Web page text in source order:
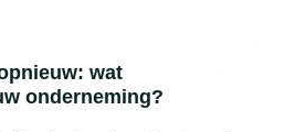
wat
onderneming?